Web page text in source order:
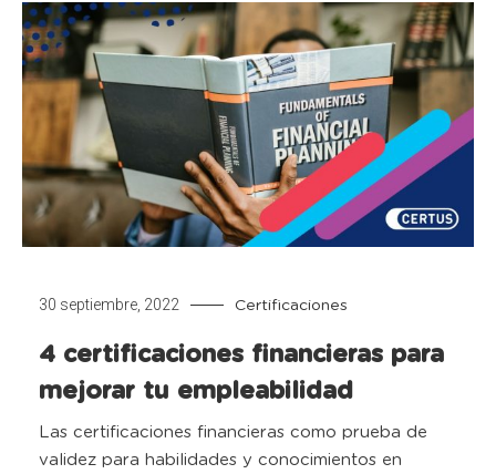
30 septiembre, 2022 Certificaciones
4 certificaciones financieras para
mejorar tu empleabilidad
Las certificaciones financieras como prueba de
validez para habilidades y conocimientos en